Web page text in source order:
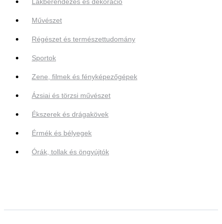
Művészet
Régészet és természettudomány
Sportok
Zene, filmek és fényképezőgépek
Ázsiai és törzsi művészet
Ékszerek és drágakövek
Érmék és bélyegek
Órák, tollak és öngyújtók